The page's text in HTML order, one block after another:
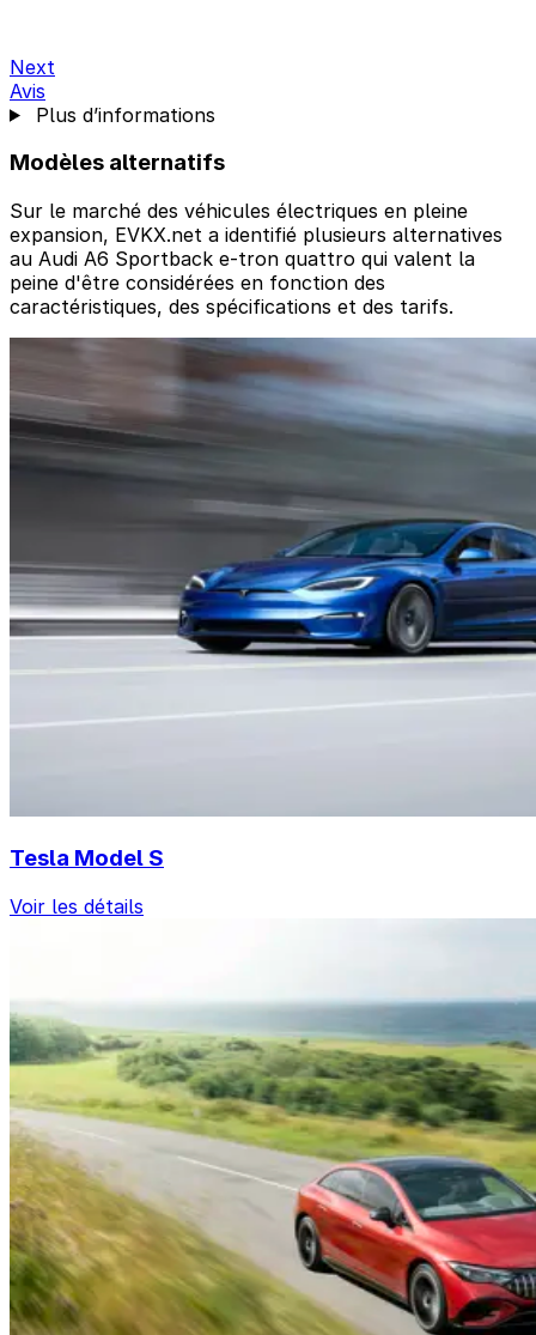
Next
Avis
Plus d’informations
Modèles alternatifs
Sur le marché des véhicules électriques en pleine
expansion, EVKX.net a identifié plusieurs alternatives
au Audi A6 Sportback e-tron quattro qui valent la
peine d'être considérées en fonction des
caractéristiques, des spécifications et des tarifs.
Tesla Model S
Voir les détails